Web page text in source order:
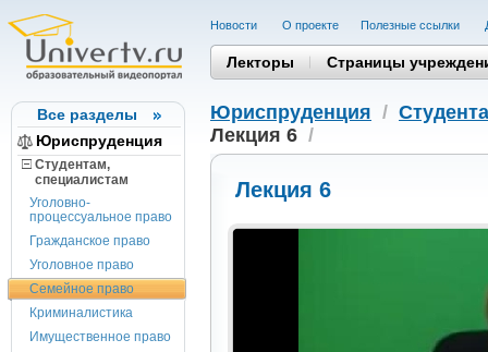
Все разделы
Юриспруденция
Студентам,
cпециалистам
Уголовно-
процессуальное право
Гражданское право
Уголовное право
Семейное право
Криминалистика
Имущественное право
Новости О проекте Полезные cсылки
Лекторы Страницы
Юриспруденция /
Лекция 6 /
Лекция 6